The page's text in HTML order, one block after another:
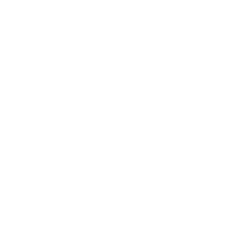
Canarias para su debut en la
ya tiene horario
su fichaje a la Premier